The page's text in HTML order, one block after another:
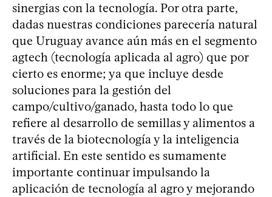
sinergias con la tecnología. Por otra parte,
dadas nuestras condiciones parecería natural
que Uruguay avance aún más en el segmento
agtech (tecnología aplicada al agro) que por
cierto es enorme; ya que incluye desde
soluciones para la gestión del
campo/cultivo/ganado, hasta todo lo que
refiere al desarrollo de semillas y alimentos a
través de la biotecnología y la inteligencia
artificial. En este sentido es sumamente
importante continuar impulsando la
aplicación de tecnología al agro y mejorando